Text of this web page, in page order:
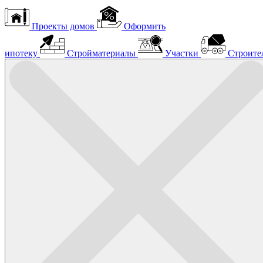
Проекты домов Оформить
ипотеку Стройматериалы Участки